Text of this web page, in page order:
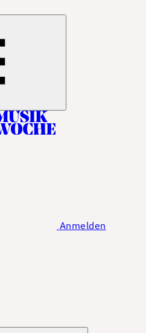
Anmelden